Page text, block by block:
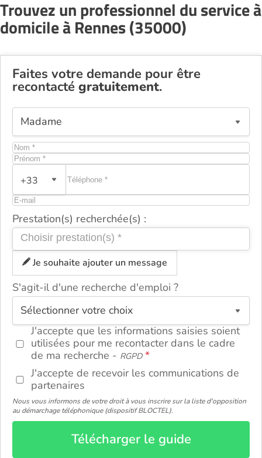
Trouvez un professionnel du service à
domicile à Rennes (35000)
Faites votre demande pour être
recontacté gratuitement.
+33
Prestation(s) recherchée(s) :
Je souhaite ajouter un message
S'agit-il d'une recherche d'emploi ?
J'accepte que les informations saisies soient
utilisées pour me recontacter dans le cadre
de ma recherche - RGPD
J'accepte de recevoir les communications de
partenaires
Nous vous informons de votre droit à vous inscrire sur la liste d'opposition
au démarchage téléphonique (dispositif BLOCTEL).
Télécharger le guide
ou